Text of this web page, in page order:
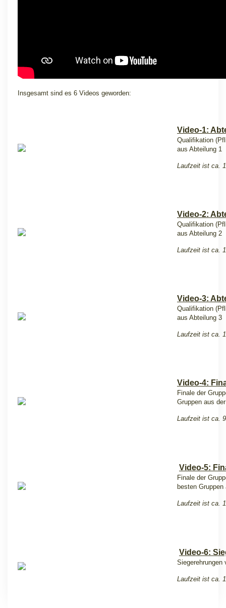
Insgesamt sind es 6 Videos geworden:
Video-1:
Qualifikation
aus Abteilung 1
Laufzeit ist ca.
Video-2:
Qualifikation
aus Abteilung 2
Laufzeit ist ca.
Video-3:
Qualifikation
aus Abteilung 3
Laufzeit ist ca.
Video-4:
Finale der
Gruppen aus
Laufzeit ist ca.
Video-5:
Finale der
besten
Laufzeit ist ca.
Video-6:
Siegerehrungen
Laufzeit ist ca.